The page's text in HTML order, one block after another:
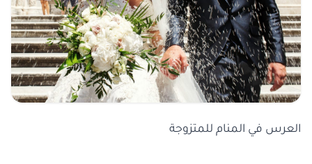
العرس في المنام للمتزوجة